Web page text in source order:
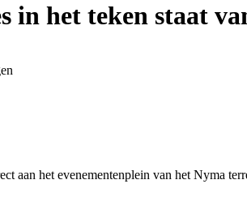
in het teken staat
aan het evenementenplein van het Nyma